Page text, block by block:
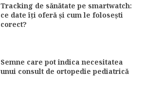
Tracking de sănătate pe smartwatch:
ce date îți oferă și cum le folosești
corect?
Semne care pot indica necesitatea
unui consult de ortopedie pediatrică